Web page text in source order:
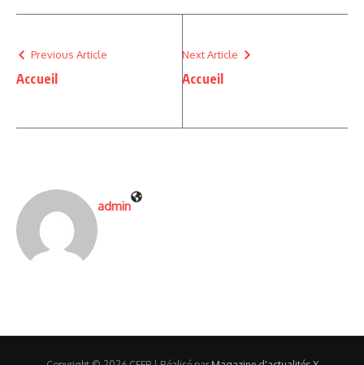
Previous Article
Accueil
Next Article
Accueil
admin